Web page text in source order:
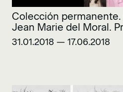
Colección
Jean Marie del Moral.
2018
31.01.2018 — 17.06.2018